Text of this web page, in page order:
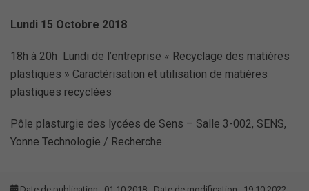
Lundi 15 Octobre 2018
18h à 20h Lundi de l’entreprise « Recyclage des matières
plastiques » Caractérisation et utilisation de matières
plastiques recyclées
Pôle plasturgie des lycées de Sens – Salle 3-002, SENS,
Yonne Technologie / Recherche